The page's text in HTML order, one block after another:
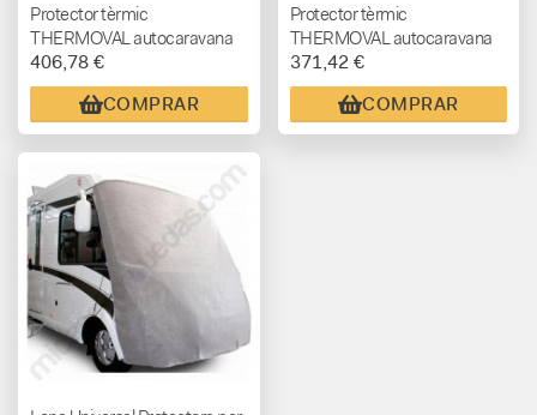
Protector tèrmic
THERMOVAL autocaravana
INTEGRAL Elnagh
Magnum/Mc
Louis/Mobilvetta
406,78 €
COMPRAR
Protector tèrmic
THERMOVAL autocaravana
INTEGRAL Rapid Sèrie 9 +
2011
371,42 €
COMPRAR